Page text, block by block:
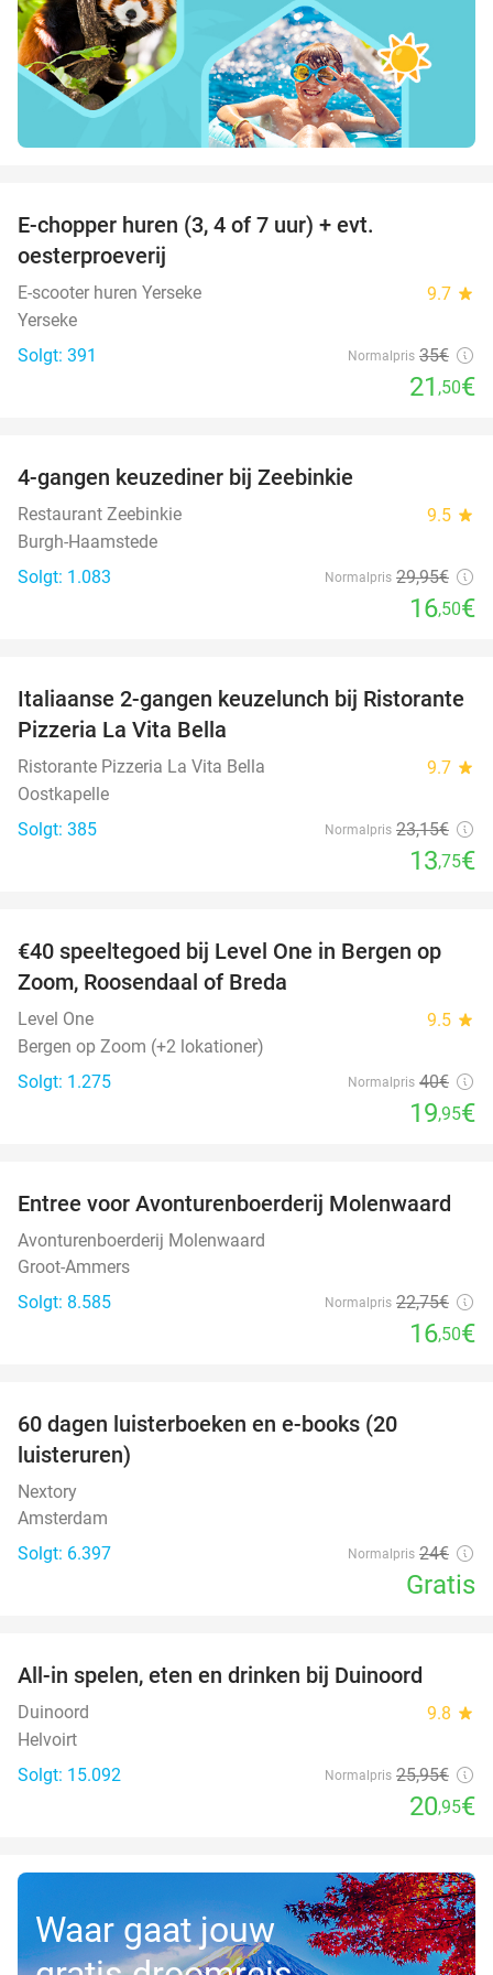
E-chopper huren (3, 4 of 7 uur) + evt.
oesterproeverij
E-scooter huren Yerseke 9.7 star
Yerseke
Solgt: 391
Normalpris 35€
21 ,50€
4-gangen keuzediner bij Zeebinkie
Restaurant Zeebinkie 9.5 star
Burgh-Haamstede
Solgt: 1.083
Normalpris 29,95€
16,50€
41%
Italiaanse 2-gangen keuzelunch bij Ristorante
Pizzeria La Vita Bella
Ristorante Pizzeria La Vita Bella 9.7 star
Oostkapelle
Solgt: 385
Normalpris 23,15€
13,75€
50%
€40 speeltegoed bij Level One in Bergen op
Zoom, Roosendaal of Breda
Level One 9.5 star
Bergen op Zoom (+2 lokationer)
Solgt: 1.275
Normalpris 40€
19,95€
27%
Entree voor Avonturenboerderij Molenwaard
Avonturenboerderij Molenwaard
Groot-Ammers
Solgt: 8.585
Normalpris 22,75€
16,50€
60 dagen luisterboeken en e-books (20
luisteruren)
Nextory
Amsterdam
Solgt: 6.397
Normalpris 24€
Gratis
All-in spelen, eten en drinken bij Duinoord
Duinoord 9.8 star
Helvoirt
Solgt: 15.092
Normalpris 25,95€
20,95€
Waar gaat jouw